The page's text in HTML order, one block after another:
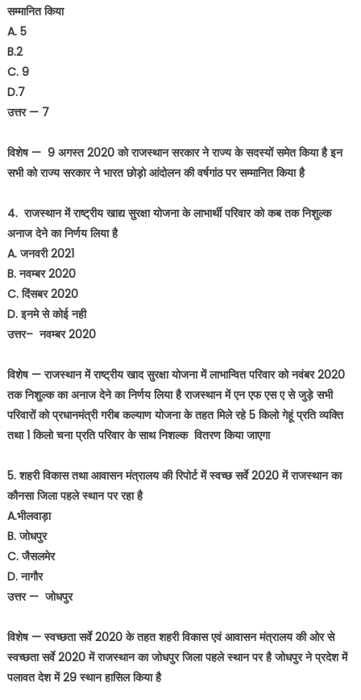
सम्मानित किया
A. 5
B.2
C. 9
D.7
उत्तर — 7
विशेष — 9 अगस्त 2020 को राजस्थान सरकार ने राज्य के सदस्यों समेत किया है इन
सभी को राज्य सरकार ने भारत छोड़ो आंदोलन की वर्षगांठ पर सम्मानित किया है
4. राजस्थान में राष्ट्रीय खाद्य सुरक्षा योजना के लाभार्थी परिवार को कब तक निशुल्क
अनाज देने का निर्णय लिया है
A. जनवरी 2021
B. नवम्बर 2020
C. दिंसबर 2020
D. इनमे से कोई नही
उत्तर– नवम्बर 2020
विशेष — राजस्थान में राष्ट्रीय खाद सुरक्षा योजना में लाभान्वित परिवार को नवंबर 2020
तक निशुल्क का अनाज देने का निर्णय लिया है राजस्थान में एन एफ एस ए से जुड़े सभी
परिवारों को प्रधानमंत्री गरीब कल्याण योजना के तहत मिले रहे 5 किलो गेहूं प्रति व्यक्ति
तथा 1 किलो चना प्रति परिवार के साथ निशल्क वितरण किया जाएगा
5. शहरी विकास तथा आवासन मंत्रालय की रिपोर्ट में स्वच्छ सर्वे 2020 में राजस्थान का
कौनसा जिला पहले स्थान पर रहा है
A.भीलवाड़ा
B. जोधपुर
C. जैसलमेर
D. नागौर
उत्तर — जोधपुर
विशेष — स्वच्छता सर्वे 2020 के तहत शहरी विकास एवं आवासन मंत्रालय की ओर से
स्वच्छता सर्वे 2020 में राजस्थान का जोधपुर जिला पहले स्थान पर है जोधपुर ने प्रदेश में
पलावत देश में 29 स्थान हासिल किया है